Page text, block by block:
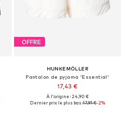
OFFRE
HUNKEMÖLLER
Pantalon de pyjama 'Essential'
17,43 €
À l'origine : 24,90 €
Dernier prix le plus bas :17,91 €-2%